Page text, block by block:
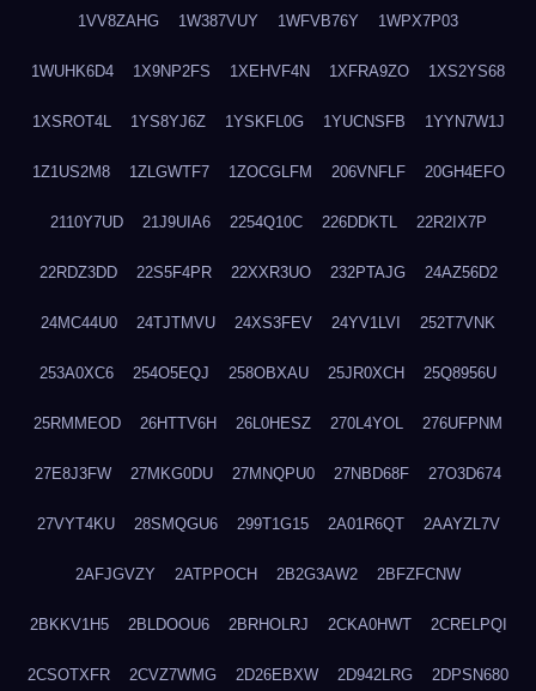
1VV8ZAHG 1W387VUY 1WFVB76Y 1WPX7P03
1WUHK6D4 1X9NP2FS 1XEHVF4N 1XFRA9ZO 1XS2YS68
1XSROT4L 1YS8YJ6Z 1YSKFL0G 1YUCNSFB 1YYN7W1J
1Z1US2M8 1ZLGWTF7 1ZOCGLFM 206VNFLF 20GH4EFO
2110Y7UD 21J9UIA6 2254Q10C 226DDKTL 22R2IX7P
22RDZ3DD 22S5F4PR 22XXR3UO 232PTAJG 24AZ56D2
24MC44U0 24TJTMVU 24XS3FEV 24YV1LVI 252T7VNK
253A0XC6 254O5EQJ 258OBXAU 25JR0XCH 25Q8956U
25RMMEOD 26HTTV6H 26L0HESZ 270L4YOL 276UFPNM
27E8J3FW 27MKG0DU 27MNQPU0 27NBD68F 27O3D674
27VYT4KU 28SMQGU6 299T1G15 2A01R6QT 2AAYZL7V
2AFJGVZY 2ATPPOCH 2B2G3AW2 2BFZFCNW
2BKKV1H5 2BLDOOU6 2BRHOLRJ 2CKA0HWT 2CRELPQI
2CSOTXFR 2CVZ7WMG 2D26EBXW 2D942LRG 2DPSN680